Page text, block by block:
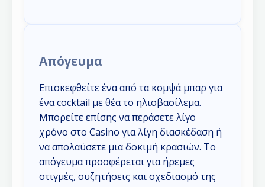
Απόγευμα
Επισκεφθείτε ένα από τα κομψά μπαρ για
ένα cocktail με θέα το ηλιοβασίλεμα.
Μπορείτε επίσης να περάσετε λίγο
χρόνο στο Casino για λίγη διασκέδαση ή
να απολαύσετε μια δοκιμή κρασιών. Το
απόγευμα προσφέρεται για ήρεμες
στιγμές, συζητήσεις και σχεδιασμό της